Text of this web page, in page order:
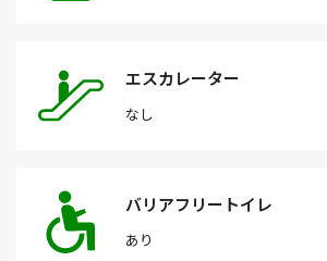
エスカレーター
なし
バリアフリートイレ
あり